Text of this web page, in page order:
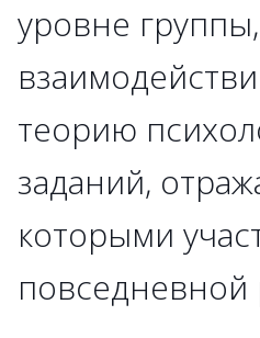
уровне
теорию
заданий,
которыми
повседневной